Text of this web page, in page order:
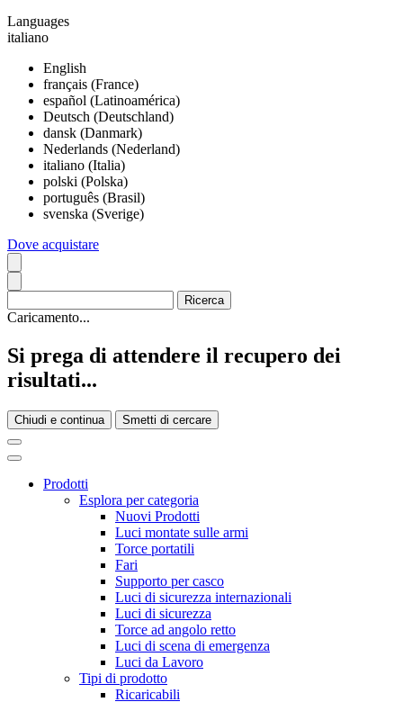
Languages
italiano
English
français (France)
español (Latinoamérica)
Deutsch (Deutschland)
dansk (Danmark)
Nederlands (Nederland)
italiano (Italia)
polski (Polska)
português (Brasil)
svenska (Sverige)
Dove acquistare
Caricamento...
Si prega di attendere il recupero dei
risultati...
Chiudi e continua Smetti di cercare
Prodotti
Esplora per categoria
Nuovi Prodotti
Luci montate sulle armi
Torce portatili
Fari
Supporto per casco
Luci di sicurezza internazionali
Luci di sicurezza
Torce ad angolo retto
Luci di scena di emergenza
Luci da Lavoro
Tipi di prodotto
Ricaricabili